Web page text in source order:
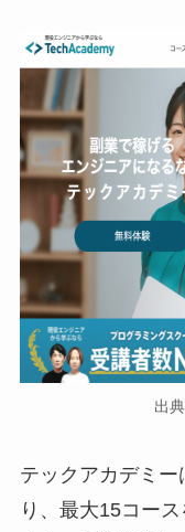
出
テックアカデミ
り、最大15コー